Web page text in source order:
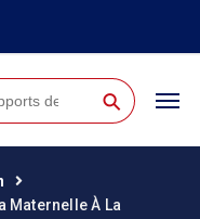
⚲
Maternelle À La